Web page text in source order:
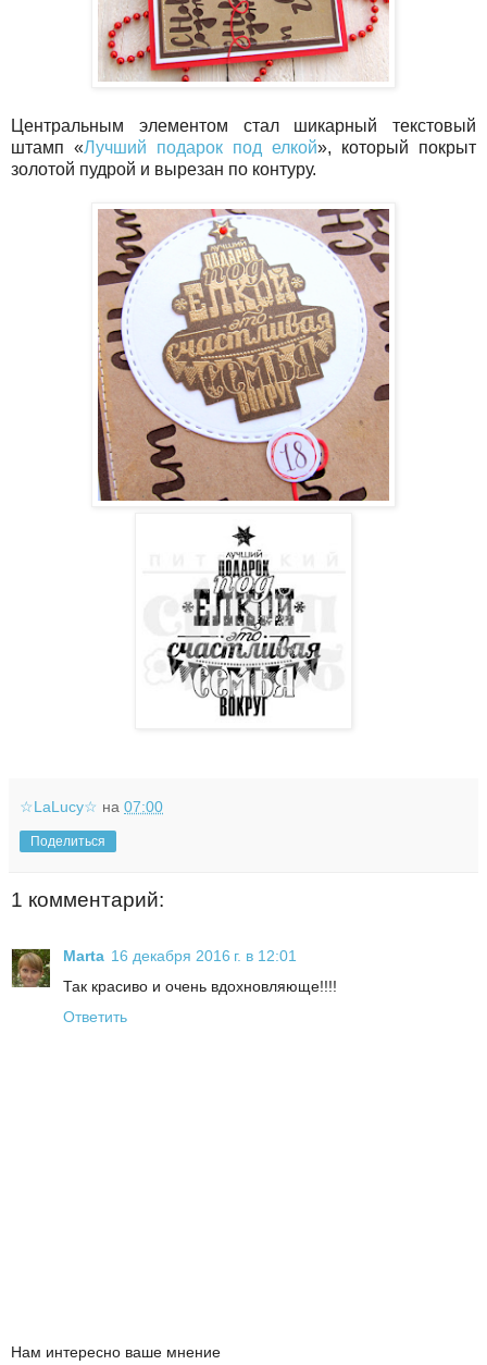
Центральным элементом стал шикарный текстовый
штамп «Лучший подарок под елкой», который покрыт
золотой пудрой и вырезан по контуру.
☆LaLucy☆ на 07:00
Поделиться
1 комментарий:
Marta 16 декабря 2016 г. в 12:01
Так красиво и очень вдохновляюще!!!!
Ответить
Нам интересно ваше мнение